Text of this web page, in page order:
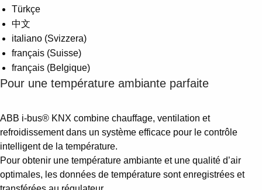
Türkçe
中文
italiano (Svizzera)
français (Suisse)
français (Belgique)
Pour une température ambiante parfaite
ABB i-bus® KNX combine chauffage, ventilation et
refroidissement dans un système efficace pour le contrôle
intelligent de la température.
Pour obtenir une température ambiante et une qualité d’air
optimales, les données de température sont enregistrées et